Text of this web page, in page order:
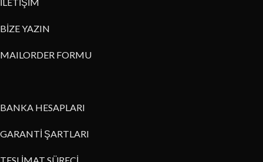
BİZE YAZIN
MAILORDER FORMU
BANKA HESAPLARI
GARANTİ ŞARTLARI